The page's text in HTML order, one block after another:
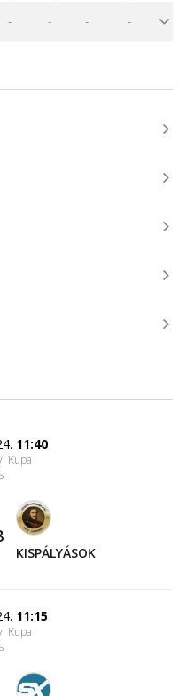
- - - -
11:40
Kupa
KISPÁLYÁSOK
11:15
Kupa